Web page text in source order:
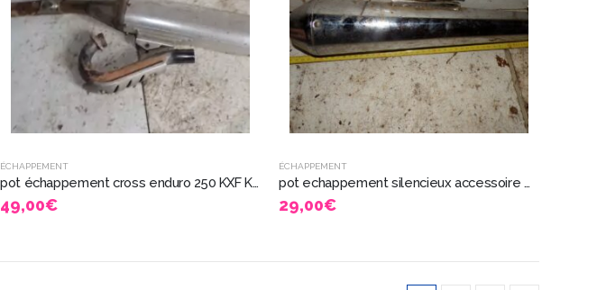
ÉCHAPPEMENT
pot échappement cross enduro 250 KXF Kawasaki 250 4 temps 2526
49,00€
ÉCHAPPEMENT
pot echappement silencieux accessoire moto chromé 41025
29,00€